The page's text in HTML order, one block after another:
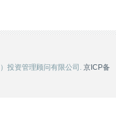
投资管理顾问有限公司. 京ICP备